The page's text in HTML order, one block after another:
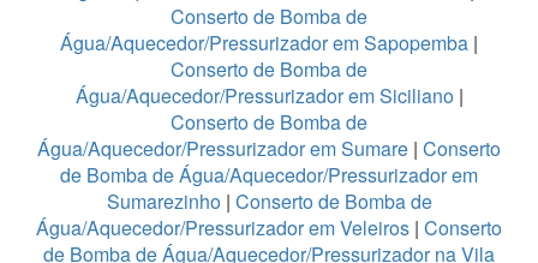
Conserto de Bomba de
Água/Aquecedor/Pressurizador em Sapopemba |
Conserto de Bomba de
Água/Aquecedor/Pressurizador em Siciliano|
Conserto de Bomba de
Água/Aquecedor/Pressurizador em Sumare | Conserto
de Bomba de Água/Aquecedor/Pressurizador em
Sumarezinho| Conserto de Bomba de
Água/Aquecedor/Pressurizador em Veleiros | Conserto
de Bomba de Água/Aquecedor/Pressurizador na Vila